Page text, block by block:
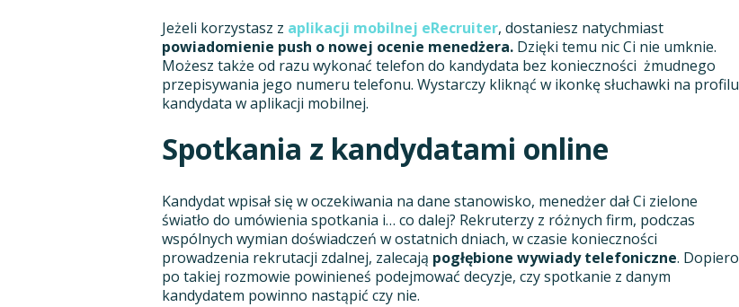
Jeżeli korzystasz z aplikacji mobilnej eRecruiter, dostaniesz natychmiast
powiadomienie push o nowej ocenie menedżera.Dzięki temu nic Ci nie umknie.
Możesz także od razu wykonać telefon do kandydata bez konieczności żmudnego
przepisywania jego numeru telefonu. Wystarczy kliknąć w ikonkę słuchawki na profilu
kandydata w aplikacji mobilnej.
Spotkania z kandydatami online
Kandydat wpisał się w oczekiwania na dane stanowisko, menedżer dał Ci zielone
światło do umówienia spotkania i… co dalej? Rekruterzy z różnych firm, podczas
wspólnych wymian doświadczeń w ostatnich dniach, w czasie konieczności
prowadzenia rekrutacji zdalnej, zalecają pogłębione wywiady telefoniczne. Dopiero
po takiej rozmowie powinieneś podejmować decyzje, czy spotkanie z danym
kandydatem powinno nastąpić czy nie.